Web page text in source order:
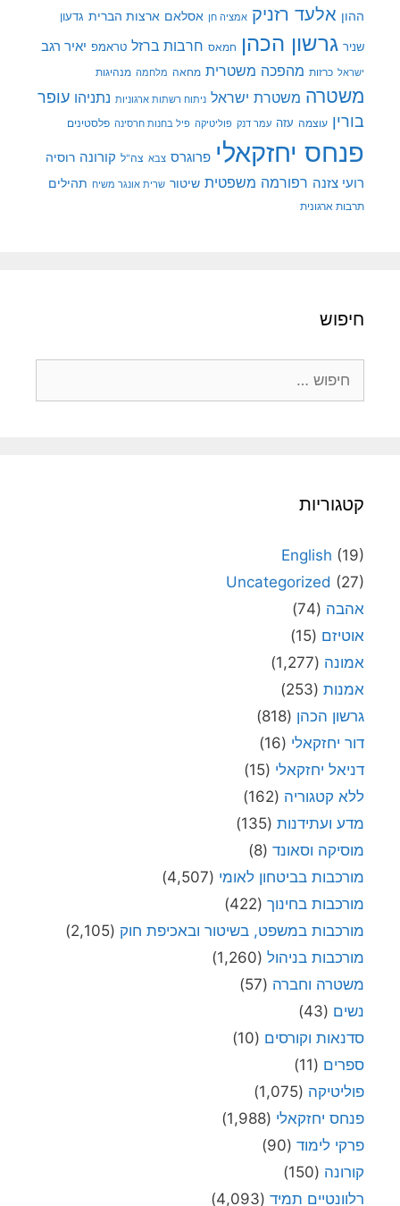
ההון אלעד רזניק אמציה חן אסלאם ארצות הברית גדעון
שניר גרשון הכהן חמאס חרבות ברזל טראמפ יאיר רגב
ישראל כרזות מהפכה משטרית מחאה מלחמה מנהיגות
משטרה משטרת ישראל ניתוח רשתות ארגוניות נתניהו עופר
בורין עוצמה עזה עמר דנק פוליטיקה פיל בחנות חרסינה פלסטינים
פנחס יחזקאלי פרוגרס צבא צה"ל קורונה רוסיה
רועי צזנה רפורמה משפטית שיטור שרית אונגר משיח תהילים
תרבות ארגונית
חיפוש
קטגוריות
English (19)
Uncategorized (27)
אהבה (74)
אוטיזם (15)
אמונה (1,277)
אמנות (253)
גרשון הכהן (818)
דור יחזקאלי (16)
דניאל יחזקאלי (15)
ללא קטגוריה (162)
מדע ועתידנות (135)
מוסיקה וסאונד (8)
מורכבות בביטחון לאומי (4,507)
מורכבות בחינוך (422)
מורכבות במשפט, בשיטור ובאכיפת חוק (2,105)
מורכבות בניהול (1,260)
משטרה וחברה (57)
נשים (43)
סדנאות וקורסים (10)
ספרים (11)
פוליטיקה (1,075)
פנחס יחזקאלי (1,988)
פרקי לימוד (90)
קורונה (150)
רלוונטיים תמיד (4,093)